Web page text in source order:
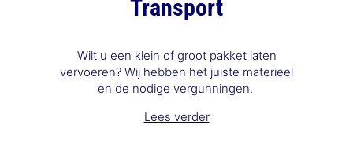
Transport
Wilt u een klein of groot pakket laten
vervoeren? Wij hebben het juiste materieel
en de nodige vergunningen.
Lees verder